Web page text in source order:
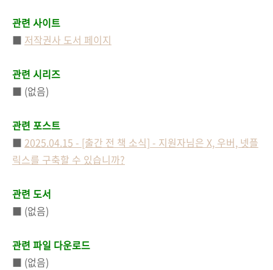
관련 사이트
■ 저작권사 도서 페이지
관련 시리즈
■ (없음)
관련 포스트
■ 2025.04.15 - [출간 전 책 소식] - 지원자님은 X, 우버, 넷플
릭스를 구축할 수 있습니까?
관련 도서
■ (없음)
관련 파일 다운로드
■ (없음)